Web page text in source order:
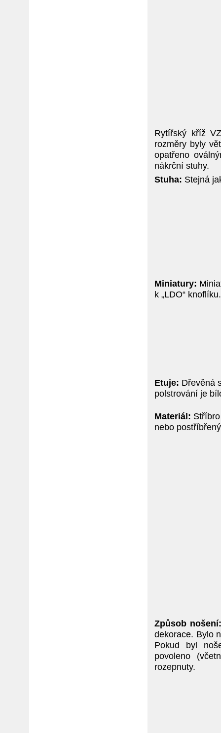
Rytířský kříž
rozměry byly
opatřeno
nákrční stuhy.
Stuha: Stejná
Miniatury:
k „LDO“ knoflíku.
Etuje: Dřevěná
polstrování je
Materiál:
nebo
Způsob
dekorace. Bylo
Pokud byl
povoleno
rozepnuty.